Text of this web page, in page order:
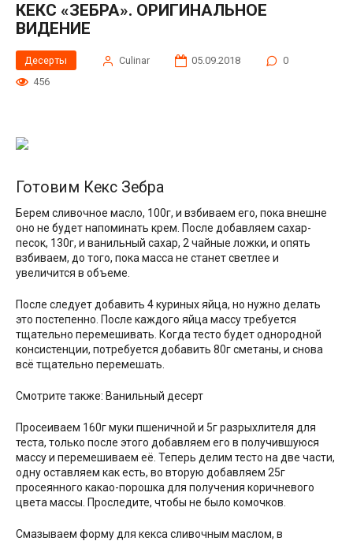
КЕКС «ЗЕБРА». ОРИГИНАЛЬНОЕ
ВИДЕНИЕ
Десерты Сulinar 05.09.2018
0
456
Готовим Кекс Зебра
Берем сливочное масло, 100г, и взбиваем его, пока внешне
оно не будет напоминать крем. После добавляем сахар-
песок, 130г, и ванильный сахар, 2 чайные ложки, и опять
взбиваем, до того, пока масса не станет светлее и
увеличится в объеме.
После следует добавить 4 куриных яйца, но нужно делать
это постепенно. После каждого яйца массу требуется
тщательно перемешивать. Когда тесто будет однородной
консистенции, потребуется добавить 80г сметаны, и снова
всё тщательно перемешать.
Смотрите также: Ванильный десерт
Просеиваем 160г муки пшеничной и 5г разрыхлителя для
теста, только после этого добавляем его в получившуюся
массу и перемешиваем её. Теперь делим тесто на две части,
одну оставляем как есть, во вторую добавляем 25г
просеянного какао-порошка для получения коричневого
цвета массы. Проследите, чтобы не было комочков.
Смазываем форму для кекса сливочным маслом, в